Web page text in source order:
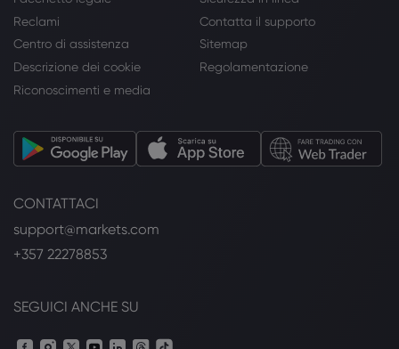
Reclami
Contatta il supporto
Centro di assistenza
Sitemap
Descrizione dei cookie
Regolamentazione
Riconoscimenti e media
CONTATTACI
support@markets.com
+357 22278853
SEGUICI ANCHE SU